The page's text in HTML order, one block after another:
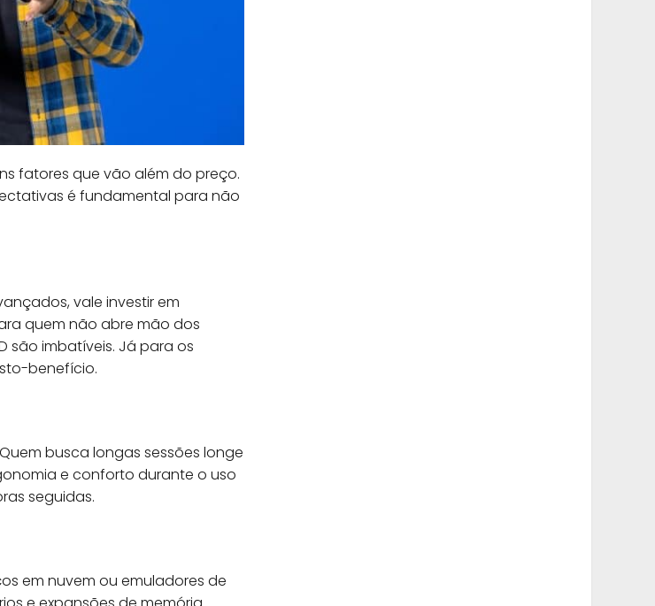
fatores que vão além do preço.
é fundamental para não
vale investir em
quem não abre mão dos
são imbatíveis. Já para os
benefício.
busca longas sessões longe
e conforto durante o uso
seguidas.
em nuvem ou emuladores de